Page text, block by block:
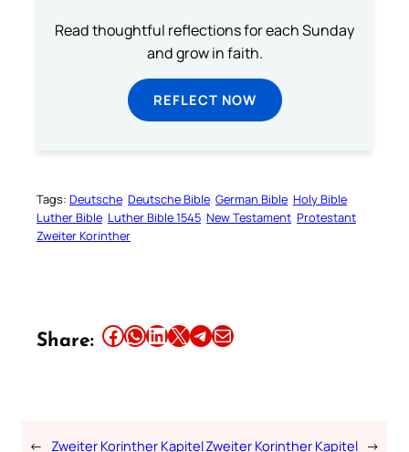
Read thoughtful reflections for each Sunday
and grow in faith.
REFLECT NOW
Tags: Deutsche Deutsche Bible German Bible Holy Bible
Luther Bible Luther Bible 1545 New Testament Protestant
Zweiter Korinther
Share: Share this article on Facebook Share this article on WhatsApp Share this article on LinkedIn Share this article on X Share this article on TelegramEmail this Article
← Zweiter Korinther KapitelZweiter Korinther Kapitel →